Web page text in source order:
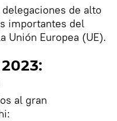
de alto
importantes del
Unión Europea (UE).
al gran